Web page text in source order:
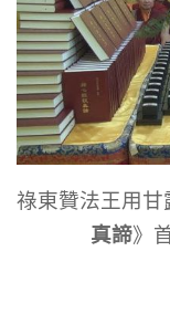
祿東贊法王用
真諦》